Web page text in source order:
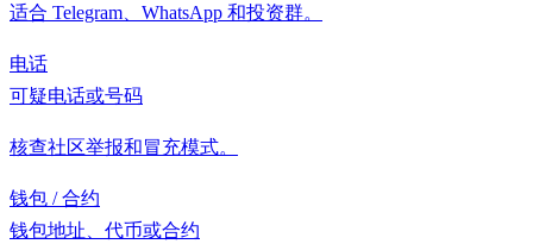
适合 Telegram、WhatsApp 和投资群。
电话
可疑电话或号码
核查社区举报和冒充模式。
钱包 / 合约
钱包地址、代币或合约